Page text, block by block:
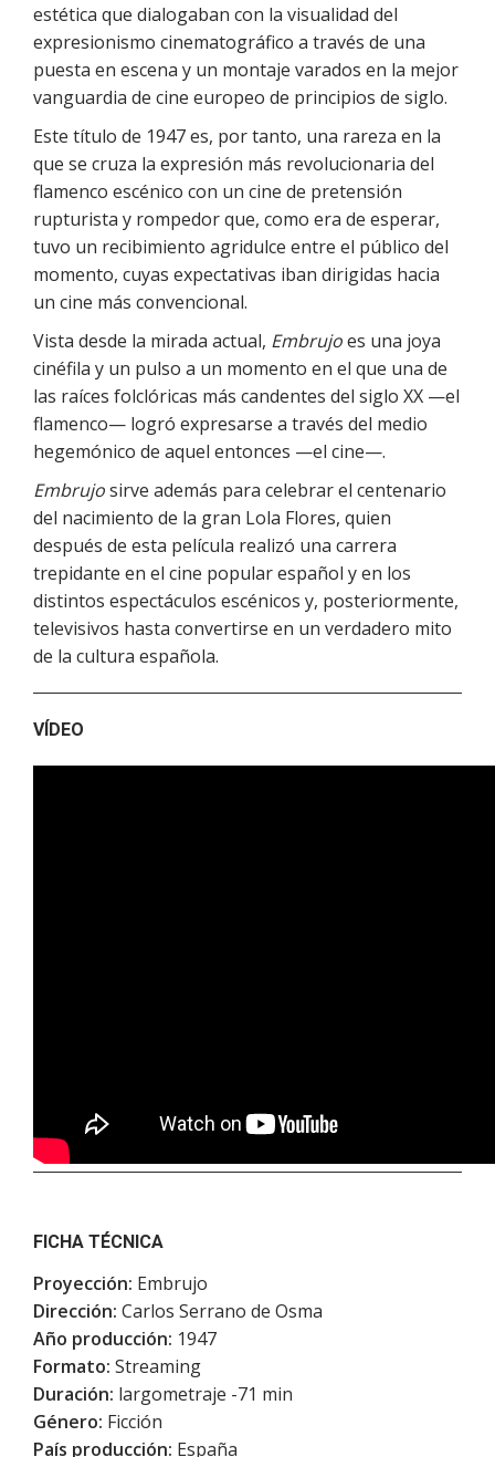
estética que dialogaban con la visualidad del
expresionismo cinematográfico a través de una
puesta en escena y un montaje varados en la mejor
vanguardia de cine europeo de principios de siglo.
Este título de 1947 es, por tanto, una rareza en la
que se cruza la expresión más revolucionaria del
flamenco escénico con un cine de pretensión
rupturista y rompedor que, como era de esperar,
tuvo un recibimiento agridulce entre el público del
momento, cuyas expectativas iban dirigidas hacia
un cine más convencional.
Vista desde la mirada actual, Embrujoes una joya
cinéfila y un pulso a un momento en el que una de
las raíces folclóricas más candentes del siglo XX —el
flamenco— logró expresarse a través del medio
hegemónico de aquel entonces —el cine—.
Embrujosirve además para celebrar el centenario
del nacimiento de la gran Lola Flores, quien
después de esta película realizó una carrera
trepidante en el cine popular español y en los
distintos espectáculos escénicos y, posteriormente,
televisivos hasta convertirse en un verdadero mito
de la cultura española.
VÍDEO
FICHA TÉCNICA
Proyección: Embrujo
Dirección: Carlos Serrano de Osma
Año producción: 1947
Formato: Streaming
Duración: largometraje -71 min
Género: Ficción
País producción: España